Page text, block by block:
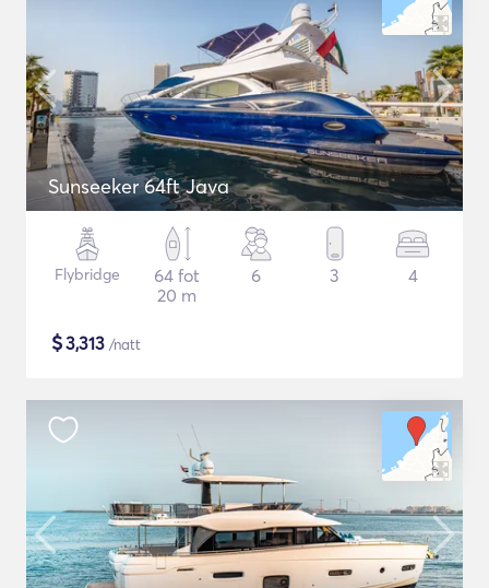
Sunseeker 64ft Java
Flybridge
64 fot
20 m
6 3 4
$3,313 /natt